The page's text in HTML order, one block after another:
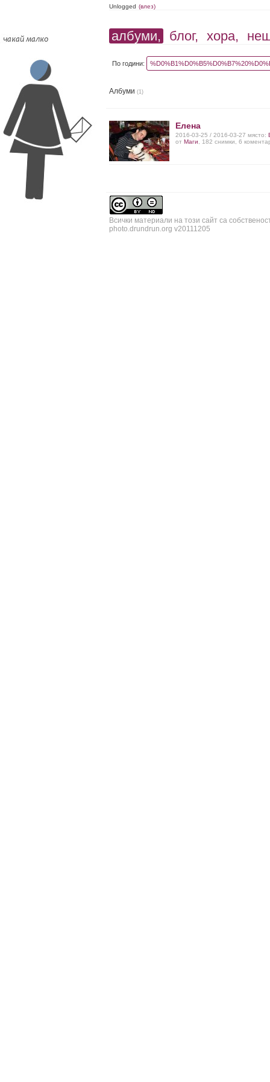
Unlogged (влез)
албуми, блог, хора,
По години:
Албуми(1)
Елена
2016-03-25 / 2016-03-27 място:
отМаги , 182 снимки, 6
Всички материали на този сайт са
photo.drundrun.org v20111205